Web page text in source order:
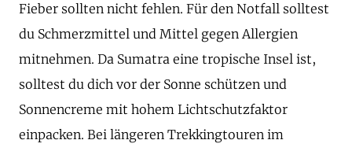
Fieber sollten nicht fehlen. Für den Notfall solltest
du Schmerzmittel und Mittel gegen Allergien
mitnehmen. Da Sumatra eine tropische Insel ist,
solltest du dich vor der Sonne schützen und
Sonnencreme mit hohem Lichtschutzfaktor
einpacken. Bei längeren Trekkingtouren im